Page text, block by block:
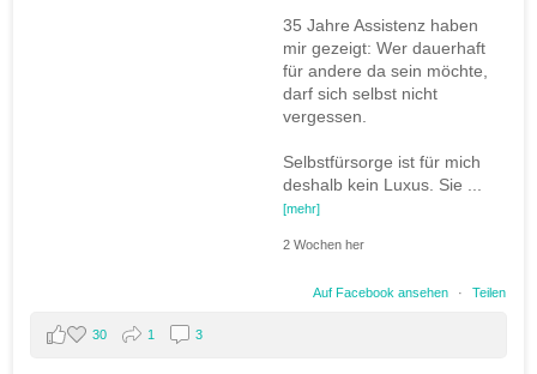
35 Jahre Assistenz haben
mir gezeigt: Wer dauerhaft
für andere da sein möchte,
darf sich selbst nicht
vergessen.
Selbstfürsorge ist für mich
deshalb kein Luxus. Sie
[mehr]
2 Wochen her
Auf Facebook ansehen · Teilen
30 1 3